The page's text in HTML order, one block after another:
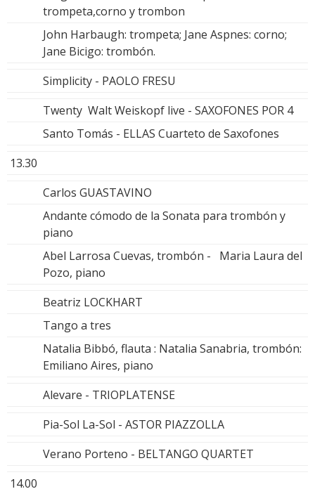
trompeta,corno y trombon
John Harbaugh: trompeta; Jane Aspnes: corno;
Jane Bicigo: trombón.
Simplicity - PAOLO FRESU
Twenty Walt Weiskopf live - SAXOFONES POR 4
Santo Tomás - ELLAS Cuarteto de Saxofones
13.30
Carlos GUASTAVINO
Andante cómodo de la Sonata para trombón y
piano
Abel Larrosa Cuevas, trombón - Maria Laura del
Pozo, piano
Beatriz LOCKHART
Tango a tres
Natalia Bibbó, flauta : Natalia Sanabria, trombón:
Emiliano Aires, piano
Alevare - TRIOPLATENSE
Pia-Sol La-Sol - ASTOR PIAZZOLLA
Verano Porteno - BELTANGO QUARTET
14.00